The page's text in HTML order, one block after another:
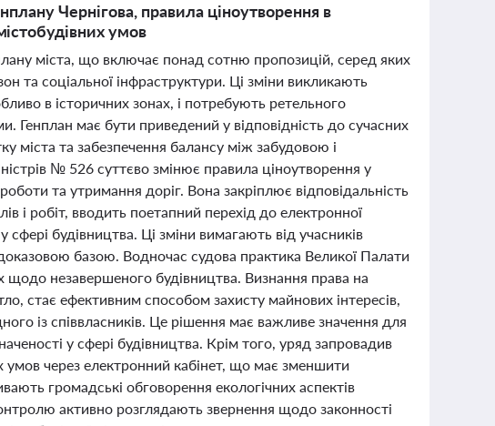
Чернігова, правила ціноутворення в
умов
міста, що включає понад сотню пропозицій, серед яких
та соціальної інфраструктури. Ці зміни викликають
в історичних зонах, і потребують ретельного
Генплан має бути приведений у відповідність до сучасних
міста та забезпечення балансу між забудовою і
№ 526 суттєво змінює правила ціноутворення у
та утримання доріг. Вона закріплює відповідальність
і робіт, вводить поетапний перехід до електронної
будівництва. Ці зміни вимагають від учасників
базою. Водночас судова практика Великої Палати
незавершеного будівництва. Визнання права на
стає ефективним способом захисту майнових інтересів,
із співвласників. Це рішення має важливе значення для
у сфері будівництва. Крім того, уряд запровадив
умов через електронний кабінет, що має зменшити
громадські обговорення екологічних аспектів
активно розглядають звернення щодо законності